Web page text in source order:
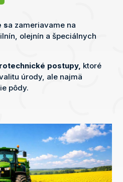
sa zameriavame na
olejnín a špeciálnych
postupy, ktoré
úrody, ale najmä
pôdy.